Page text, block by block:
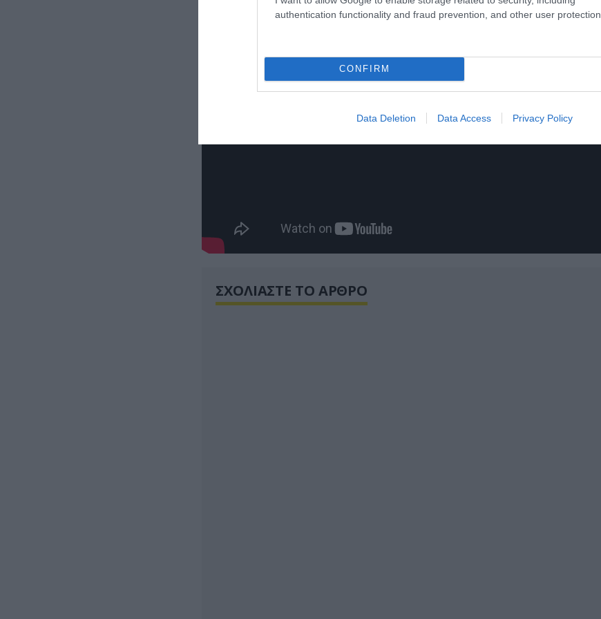
authentication functionality and fraud prevention, and other user protection.
CONFIRM
Data Deletion Data Access Privacy Policy
τμήμα της Πυροσβεστικής Υπηρεσίας.
ΣΧΟΛΙΑΣΤΕ ΤΟ ΑΡΘΡΟ